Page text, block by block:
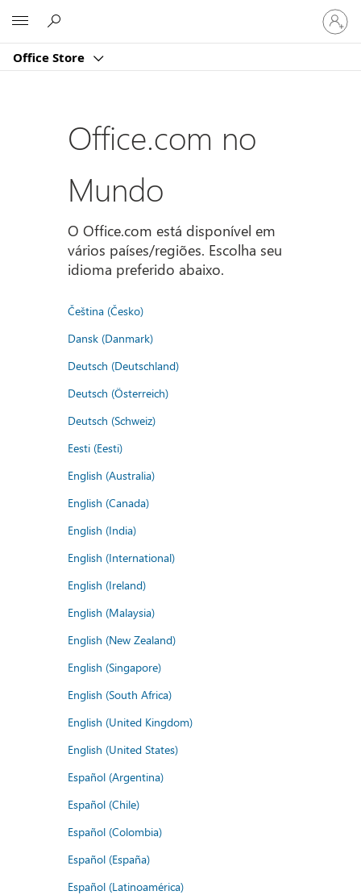
Office Store
Entre
em
sua
Office.com no
Mundo
O Office.com está disponível em
vários países/regiões. Escolha seu
idioma preferido abaixo.
Čeština (Česko)
Dansk (Danmark)
Deutsch (Deutschland)
Deutsch (Österreich)
Deutsch (Schweiz)
Eesti (Eesti)
English (Australia)
English (Canada)
English (India)
English (International)
English (Ireland)
English (Malaysia)
English (New Zealand)
English (Singapore)
English (South Africa)
English (United Kingdom)
English (United States)
Español (Argentina)
Español (Chile)
Español (Colombia)
Español (España)
Español (Latinoamérica)